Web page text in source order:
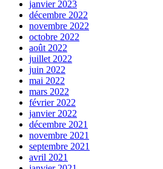
janvier 2023
décembre 2022
novembre 2022
octobre 2022
août 2022
juillet 2022
juin 2022
mai 2022
mars 2022
février 2022
janvier 2022
décembre 2021
novembre 2021
septembre 2021
avril 2021